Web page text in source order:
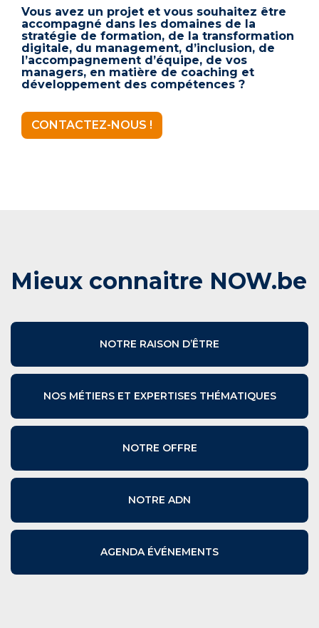
Vous avez un projet et vous souhaitez être
accompagné dans les domaines de la
stratégie de formation, de la transformation
digitale, du management, d’inclusion, de
l’accompagnement d’équipe, de vos
managers, en matière de coaching et
développement des compétences ?
CONTACTEZ-NOUS !
Mieux connaitre NOW.be
NOTRE RAISON D’ÊTRE
NOS MÉTIERS ET EXPERTISES THÉMATIQUES
NOTRE OFFRE
NOTRE ADN
AGENDA ÉVÉNEMENTS